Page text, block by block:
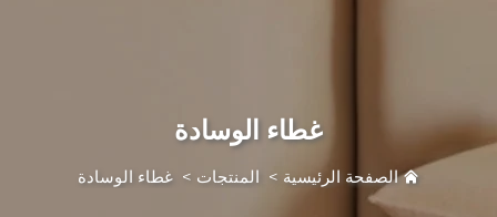
غطاء الوسادة
الصفحة الرئيسية > المنتجات > غطاء الوسادة